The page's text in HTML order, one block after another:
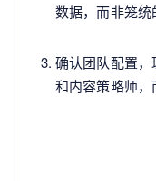
数据，而非笼
确认团队配置
和内容策略师，